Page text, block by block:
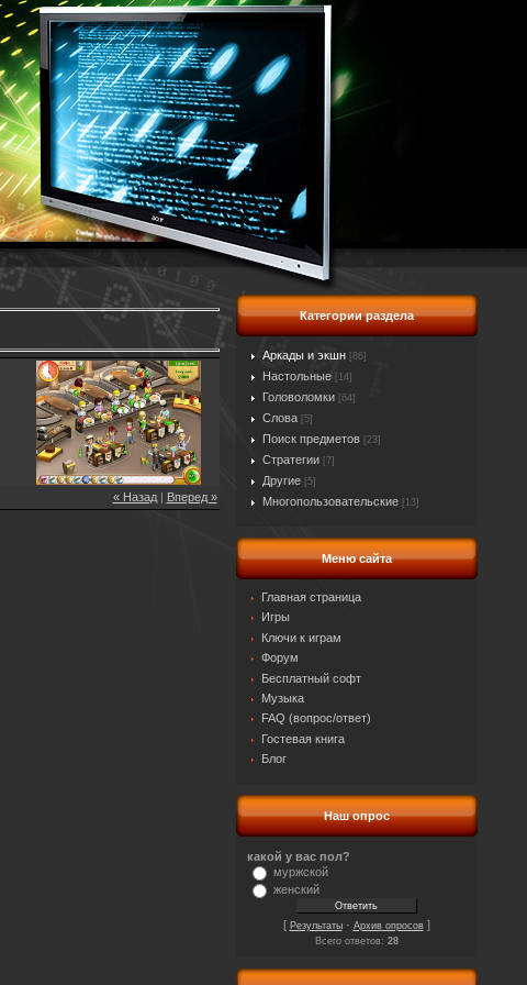
« Назад| Вперед »
Категории раздела
Аркады и экшн [86]
Настольные [14]
Головоломки [64]
Слова [5]
Поиск предметов [23]
Стратегии [7]
Другие [5]
Многопользовательские [13]
Меню сайта
Главная страница
Игры
Ключи к играм
Форум
Бесплатный софт
Музыка
FAQ (вопрос/ответ)
Гостевая книга
Блог
Наш опрос
какой у вас пол?
муржской
женский
[ Результаты· Архив опросов]
Всего ответов: 28